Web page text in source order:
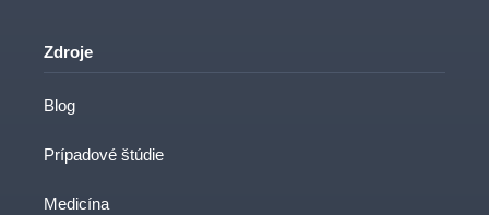
Zdroje
Blog
Prípadové štúdie
Medicína